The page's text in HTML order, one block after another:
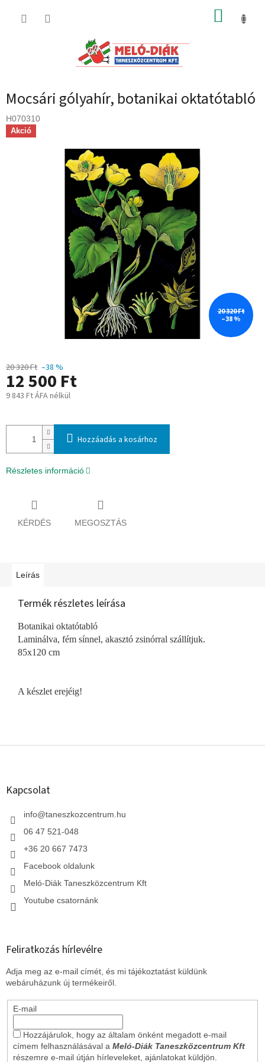
KOSÁR
Mocsári gólyahír, botanikai oktatótabló
H070310
Akció
20 320 Ft
–38 %
20 320 Ft –38 %
12 500 Ft
9 843 Ft ÁFA nélkül
Hozzáadás a kosárhoz
Részletes információ
KÉRDÉS MEGOSZTÁS
Leírás
Termék részletes leírása
Botanikai oktatótabló
Laminálva, fém sínnel, akasztó zsinórral szállítjuk.
85x120 cm
A készlet erejéig!
L
Kapcsolat
info@taneszkozcentrum.hu
06 47 521-048
+36 20 667 7473
Facebook oldalunk
Meló-Diák Taneszközcentrum Kft
Youtube csatornánk
Feliratkozás hírlevélre
Adja meg az e-mail címét, és mi tájékoztatást küldünk
webáruházunk új termékeiről.
E-mail
Hozzájárulok, hogy az általam önként megadott e-mail
címem felhasználásával a Meló-Diák Taneszközcentrum Kft
részemre e-mail útján hírleveleket, ajánlatokat küldjön.